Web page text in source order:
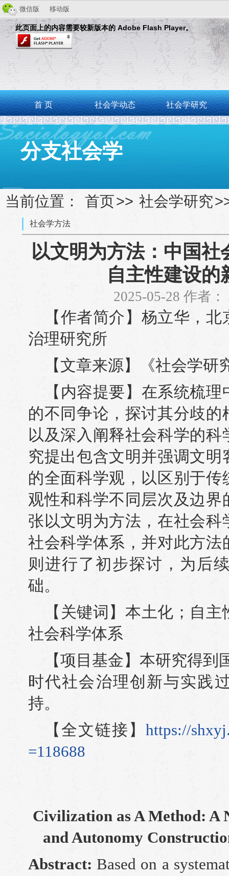
微信版 移动版
此页面上的内容需要较新版本的 Adobe Flash Player。
首 页 社会学动态 社会学研究
分支社会学
当前位置： 首页>> 社会学研究
社会学方法
以文明为方法：中国社
自主性建设的
2025-05-28 作者
【作者简介】杨立华，
治理研究所
【文章来源】《社会学研
【内容提要】在系统梳
的不同争论，探讨其分歧
以及深入阐释社会科学的
究提出包含文明并强调文
的全面科学观，以区别于
观性和科学不同层次及边
张以文明为方法，在社会
社会科学体系，并对此方
则进行了初步探讨，为后
础。
【关键词】本土化；自
社会科学体系
【项目基金】本研究得
时代社会治理创新与实践
持。
【全文链接】 https://
=118688
Civilization as A Method: A
and Autonomy
Abstract: Based on a